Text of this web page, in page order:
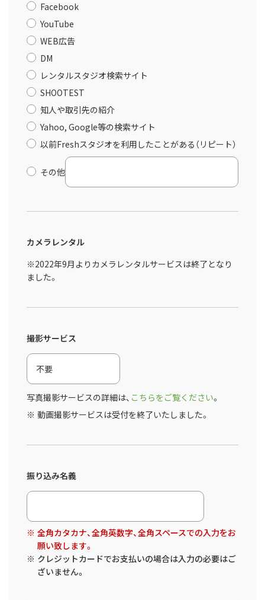
Facebook
YouTube
WEB広告
DM
レンタルスタジオ検索サイト
SHOOTEST
知人や取引先の紹介
Yahoo, Google等の検索サイト
以前Freshスタジオを利用したことがある（リピート）
その他
カメラレンタル
※2022年9月よりカメラレンタルサービスは終了となり
ました。
撮影サービス
写真撮影サービスの詳細は、 こちらをご覧ください。
動画撮影サービスは受付を終了いたしました。
振り込み名義
全角カタカナ、全角英数字、全角スペースでの入力をお
願い致します。
クレジットカードでお支払いの場合は入力の必要はご
ざいません。